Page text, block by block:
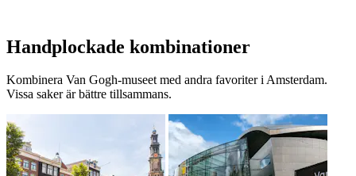
Handplockade kombinationer
Kombinera Van Gogh-museet med andra favoriter i Amsterdam.
Vissa saker är bättre tillsammans.